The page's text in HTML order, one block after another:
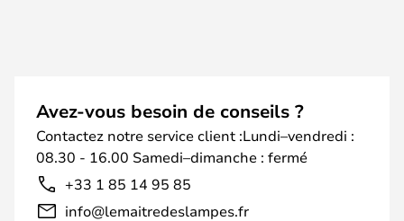
Avez-vous besoin de conseils ?
Contactez notre service client :Lundi–vendredi :
08.30 - 16.00 Samedi–dimanche : fermé
+33 1 85 14 95 85
info@lemaitredeslampes.fr